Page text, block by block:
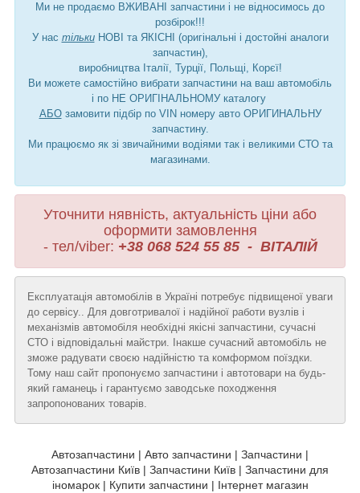
Ми не продаємо ВЖИВАНІ запчастини і не відносимось до
розбірок!!!
У нас тількиНОВІ та ЯКІСНІ (оригінальні і достойні аналоги
запчастин),
виробництва Італії, Турції, Польщі, Корєї!
Ви можете самостійно вибрати запчастини на ваш автомобіль
і по НЕ ОРИГІНАЛЬНОМУ каталогу
АБОзамовити підбір по VIN номеру авто ОРИГИНАЛЬНУ
запчастину.
Ми працюємо як зі звичайними водіями так і великими СТО та
магазинами.
Уточнити нявність, актуальність ціни або
оформити замовлення
- тел/viber: +38 068 524 55 85 - ВІТАЛІЙ
Експлуатація автомобілів в Україні потребує підвищеної уваги
до сервісу.. Для довготривалої і надійної работи вузлів і
механізмів автомобіля необхідні якісні запчастини, сучасні
СТО і відповідальні майстри. Інакше сучасний автомобіль не
зможе радувати своєю надійністю та комформом поїздки.
Тому наш сайт пропонуємо запчастини і автотовари на будь-
який гаманець і гарантуємо заводське походження
запропонованих товарів.
Автозапчастини | Авто запчастини | Запчастини |
Автозапчастини Київ | Запчастини Київ | Запчастини для
іномарок | Купити запчастини | Інтернет магазин